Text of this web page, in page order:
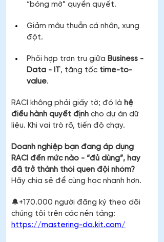
“bóng mờ” quyền quyết.
Giảm mâu thuẫn cá nhân, xung
đột.
Phối hợp trơn tru giữa Business -
Data - IT, tăng tốc time-to-
value.
RACI không phải giấy tờ; đó là hệ
điều hành quyết định cho dự án dữ
liệu. Khi vai trò rõ, tiến độ chạy.
Doanh nghiệp bạn đang áp dụng
RACI đến mức nào - “đủ dùng”, hay
đã trở thành thói quen đội nhóm?
Hãy chia sẻ để cùng học nhanh hơn.
​🔔+170.000 người đăng ký theo dõi
chúng tôi trên các nền tảng:
https://mastering-da.kit.com/